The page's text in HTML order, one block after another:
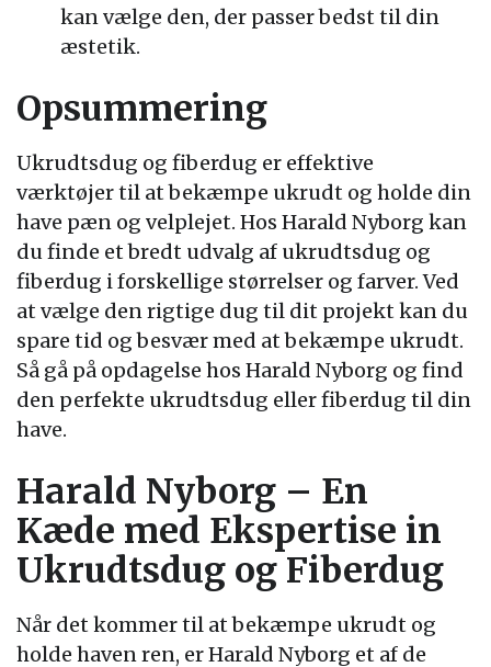
kan vælge den, der passer bedst til din
æstetik.
Opsummering
Ukrudtsdug og fiberdug er effektive
værktøjer til at bekæmpe ukrudt og holde din
have pæn og velplejet. Hos Harald Nyborg kan
du finde et bredt udvalg af ukrudtsdug og
fiberdug i forskellige størrelser og farver. Ved
at vælge den rigtige dug til dit projekt kan du
spare tid og besvær med at bekæmpe ukrudt.
Så gå på opdagelse hos Harald Nyborg og find
den perfekte ukrudtsdug eller fiberdug til din
have.
Harald Nyborg – En
Kæde med Ekspertise in
Ukrudtsdug og Fiberdug
Når det kommer til at bekæmpe ukrudt og
holde haven ren, er Harald Nyborg et af de